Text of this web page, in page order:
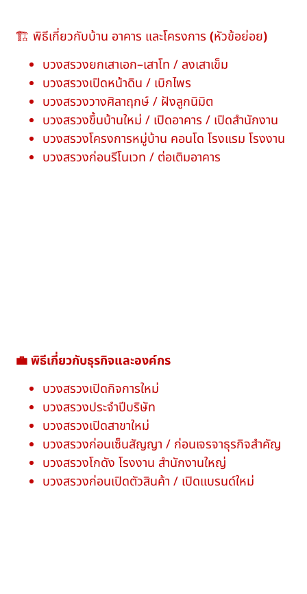
🏗 พิธีเกี่ยวกับบ้าน อาคาร และโครงการ (หัวข้อย่อย)
บวงสรวงยกเสาเอก–เสาโท / ลงเสาเข็ม
บวงสรวงเปิดหน้าดิน / เบิกไพร
บวงสรวงวางศิลาฤกษ์ / ฝังลูกนิมิต
บวงสรวงขึ้นบ้านใหม่ / เปิดอาคาร / เปิดสำนักงาน
บวงสรวงโครงการหมู่บ้าน คอนโด โรงแรม โรงงาน
บวงสรวงก่อนรีโนเวท / ต่อเติมอาคาร
💼 พิธีเกี่ยวกับธุรกิจและองค์กร
บวงสรวงเปิดกิจการใหม่
บวงสรวงประจำปีบริษัท
บวงสรวงเปิดสาขาใหม่
บวงสรวงก่อนเซ็นสัญญา / ก่อนเจรจาธุรกิจสำคัญ
บวงสรวงโกดัง โรงงาน สำนักงานใหญ่
บวงสรวงก่อนเปิดตัวสินค้า / เปิดแบรนด์ใหม่